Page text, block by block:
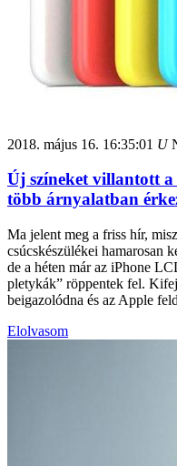
2018. május 16. 16:35:01 U
Új színeket villantott
több árnyalatban
Ma jelent meg a friss hír,
csúcskészülékei hamarosan
de a héten már az iPhone
pletykák” röppentek fel.
beigazolódna és az Apple
Elolvasom